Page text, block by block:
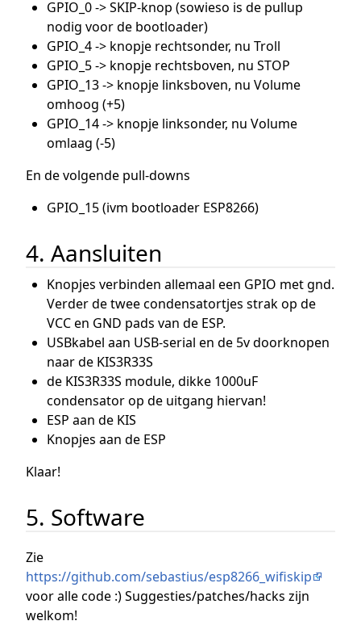
GPIO_0 -> SKIP-knop (sowieso is de pullup
nodig voor de bootloader)
GPIO_4 -> knopje rechtsonder, nu Troll
GPIO_5 -> knopje rechtsboven, nu STOP
GPIO_13 -> knopje linksboven, nu Volume
omhoog (+5)
GPIO_14 -> knopje linksonder, nu Volume
omlaag (-5)
En de volgende pull-downs
GPIO_15 (ivm bootloader ESP8266)
4. Aansluiten
Knopjes verbinden allemaal een GPIO met gnd.
Verder de twee condensatortjes strak op de
VCC en GND pads van de ESP.
USBkabel aan USB-serial en de 5v doorknopen
naar de KIS3R33S
de KIS3R33S module, dikke 1000uF
condensator op de uitgang hiervan!
ESP aan de KIS
Knopjes aan de ESP
Klaar!
5. Software
Zie
https://github.com/sebastius/esp8266_wifiskip
voor alle code :) Suggesties/patches/hacks zijn
welkom!